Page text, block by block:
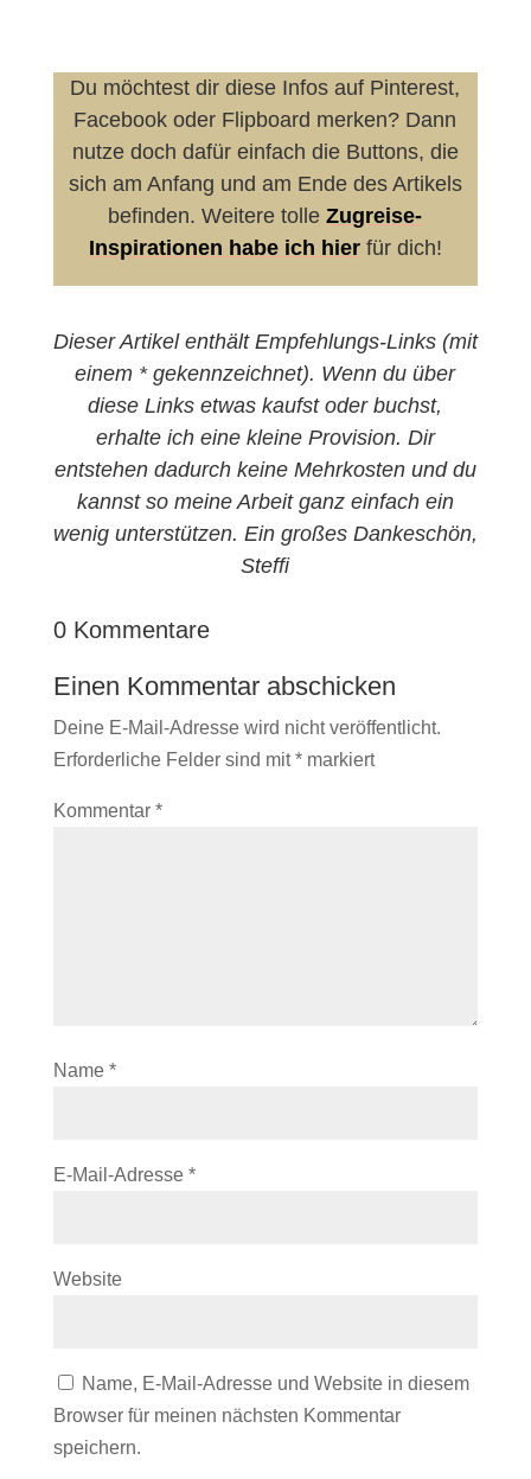
Du möchtest dir diese Infos auf Pinterest,
Facebook oder Flipboard merken? Dann
nutze doch dafür einfach die Buttons, die
sich am Anfang und am Ende des Artikels
befinden. Weitere tolleZugreise-
Inspirationen habe ich hierfür dich!
Dieser Artikel enthält Empfehlungs-Links (mit
einem * gekennzeichnet). Wenn du über
diese Links etwas kaufst oder buchst,
erhalte ich eine kleine Provision. Dir
entstehen dadurch keine Mehrkosten und du
kannst so meine Arbeit ganz einfach ein
wenig unterstützen. Ein großes Dankeschön,
Steffi
0 Kommentare
Einen Kommentar abschicken
Deine E-Mail-Adresse wird nicht veröffentlicht.
Erforderliche Felder sind mit*markiert
Kommentar *
Name *
E-Mail-Adresse *
Website
Name, E-Mail-Adresse und Website in diesem
Browser für meinen nächsten Kommentar
speichern.